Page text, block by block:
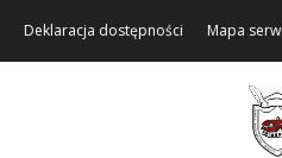
Deklaracja dostępności Mapa